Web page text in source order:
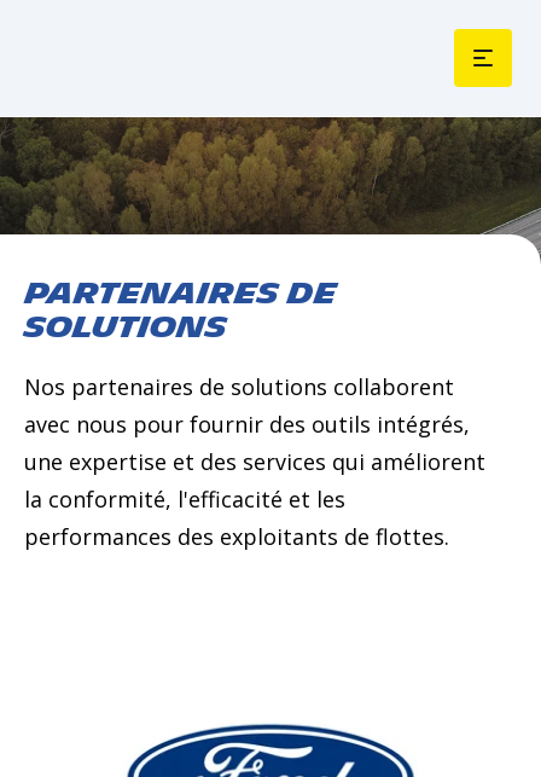
PARTENAIRES DE
SOLUTIONS
Nos partenaires de solutions collaborent
avec nous pour fournir des outils intégrés,
une expertise et des services qui améliorent
la conformité, l'efficacité et les
performances des exploitants de flottes.